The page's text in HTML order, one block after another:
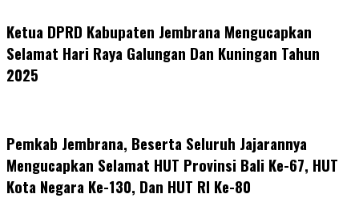
Ketua DPRD Kabupaten Jembrana Mengucapkan
Selamat Hari Raya Galungan Dan Kuningan Tahun
2025
Pemkab Jembrana, Beserta Seluruh Jajarannya
Mengucapkan Selamat HUT Provinsi Bali Ke-67, HUT
Kota Negara Ke-130, Dan HUT RI Ke-80